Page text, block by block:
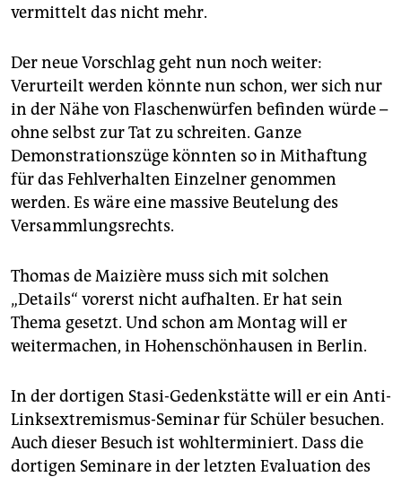
vermittelt das nicht mehr.
Der neue Vorschlag geht nun noch weiter:
Verurteilt werden könnte nun schon, wer sich nur
in der Nähe von Flaschenwürfen befinden würde –
ohne selbst zur Tat zu schreiten. Ganze
Demonstrationszüge könnten so in Mithaftung
für das Fehlverhalten Einzelner genommen
werden. Es wäre eine massive Beutelung des
Versammlungsrechts.
Thomas de Maizière muss sich mit solchen
„Details“ vorerst nicht aufhalten. Er hat sein
Thema gesetzt. Und schon am Montag will er
weitermachen, in Hohenschönhausen in Berlin.
In der dortigen Stasi-Gedenkstätte will er ein Anti-
Linksextremismus-Seminar für Schüler besuchen.
Auch dieser Besuch ist wohlterminiert. Dass die
dortigen Seminare in der letzten Evaluation des